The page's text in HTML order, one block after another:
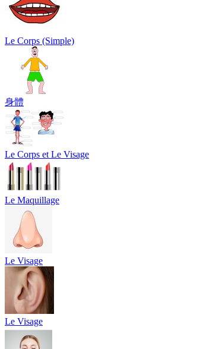
Le Corps (Simple)
身體
Le Corps et Le Visage
Le Maquillage
Le Visage
Le Visage